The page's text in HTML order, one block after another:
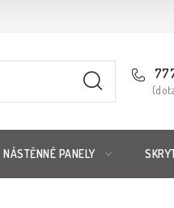
podmínky
NÁSTĚNNÉ PANELY